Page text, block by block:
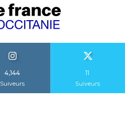
4,144
Suiveurs
11
Suiveurs